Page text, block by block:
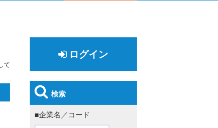
て
ログイン
検索
■企業名／コード